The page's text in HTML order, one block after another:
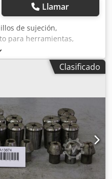
Llamar
de sujeción,
para herramientas,
para fresas,
de sujeción. -Cantidad:
Aieb Hbxfepok -
-Precio/Venta: lote
Clasificado